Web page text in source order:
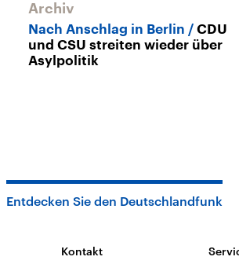
Archiv
Nach Anschlag in Berlin
CDU
und CSU streiten wieder über
Asylpolitik
Entdecken Sie den Deutschlandfunk
Kontakt